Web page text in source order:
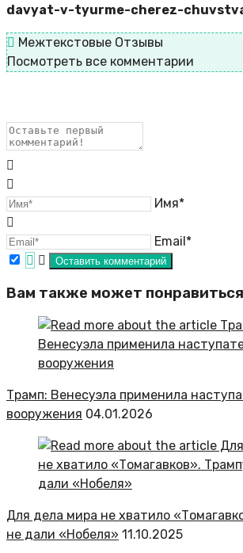
davyat-v-tyurme-cherez-
Межтекстовые Отзывы
Посмотреть все комментарии
Имя*
Email*
Вам также может понравиться
Трамп: Венесуэла применила
вооружения 04.01.2026
Для дела мира не хватило
не дали «Нобеля» 11.10.2025